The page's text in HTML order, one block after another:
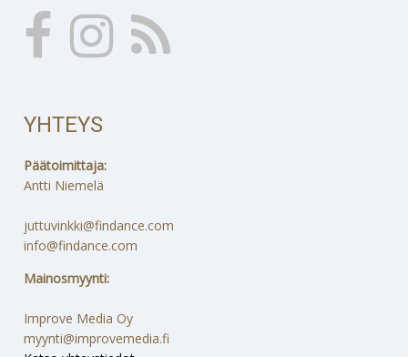
YHTEYS
Päätoimittaja:
Antti Niemelä
juttuvinkki@findance.com
info@findance.com
Mainosmyynti:
Improve Media Oy
myynti@improvemedia.fi